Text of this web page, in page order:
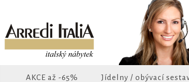
AKCE až -65% Jídelny / obývací